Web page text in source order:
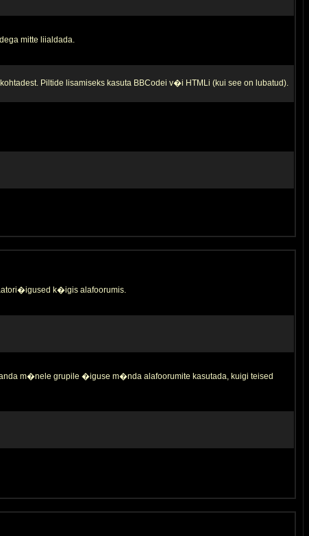
mitte liialdada.
Piltide lisamiseks kasuta BBCodei v�i HTMLi (kui see on lubatud).
k�igis alafoorumis.
m�nele grupile �iguse m�nda alafoorumite kasutada, kuigi teised